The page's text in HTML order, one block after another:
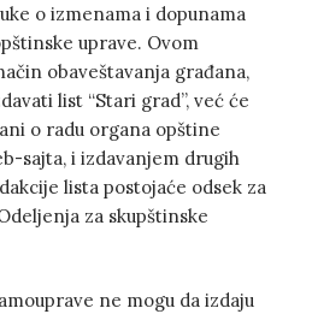
o izmenama i dopunama
uprave. Ovom
obaveštavanja građana,
list “Stari grad”, već će
o radu organa opštine
sajta, i izdavanjem drugih
lista postojaće odsek za
za skupštinske
ne mogu da izdaju